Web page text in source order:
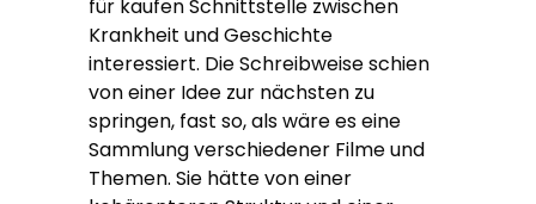
für kaufen Schnittstelle zwischen
Krankheit und Geschichte
interessiert. Die Schreibweise schien
von einer Idee zur nächsten zu
springen, fast so, als wäre es eine
Sammlung verschiedener Filme und
Themen. Sie hätte von einer